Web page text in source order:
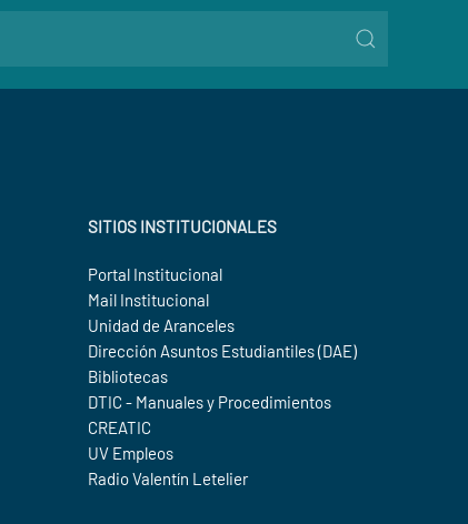
SITIOS INSTITUCIONALES
Portal Institucional
Mail Institucional
Unidad de Aranceles
Dirección Asuntos Estudiantiles (DAE)
Bibliotecas
DTIC - Manuales y Procedimientos
CREATIC
UV Empleos
Radio Valentín Letelier